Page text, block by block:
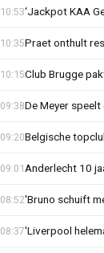
‘Jackpot KAA
10:53
Praet onthult
10:35
Club Brugge
10:15
De Meyer
09:38
Belgische
09:20
Anderlecht 10
09:01
'Bruno schuift
08:52
'Liverpool
08:37